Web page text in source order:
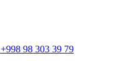
+998 98 303 39 79